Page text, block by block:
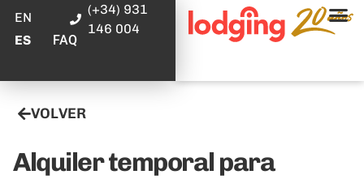
EN
ES
FAQ
(+34) 931
146 004
VOLVER
Alquiler temporal para